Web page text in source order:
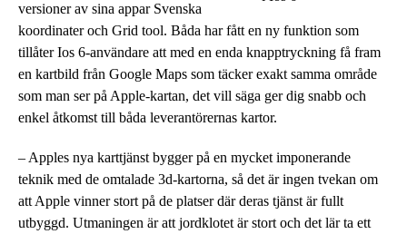
versioner av sina appar Svenska
koordinater och Grid tool. Båda har fått en ny funktion som
tillåter Ios 6-användare att med en enda knapptryckning få fram
en kartbild från Google Maps som täcker exakt samma område
som man ser på Apple-kartan, det vill säga ger dig snabb och
enkel åtkomst till båda leverantörernas kartor.
– Apples nya karttjänst bygger på en mycket imponerande
teknik med de omtalade 3d-kartorna, så det är ingen tvekan om
att Apple vinner stort på de platser där deras tjänst är fullt
utbyggd. Utmaningen är att jordklotet är stort och det lär ta ett